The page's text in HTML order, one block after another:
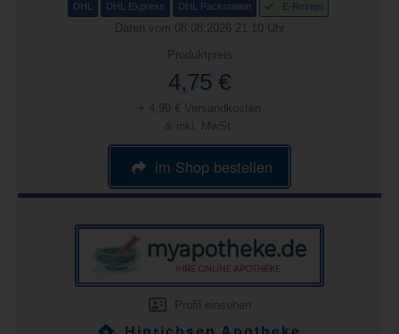
DHL DHL Express DHL Packstation E-Rezept
Daten vom 08.08.2026 21:10 Uhr
Produktpreis
4,75 €
+ 4,99 € Versandkosten
& inkl. MwSt.
im Shop bestellen
Profil einsehen